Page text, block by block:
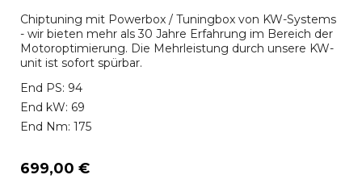
Chiptuning mit Powerbox / Tuningbox von KW-Systems
- wir bieten mehr als 30 Jahre Erfahrung im Bereich der
Motoroptimierung. Die Mehrleistung durch unsere KW-
unit ist sofort spürbar.
End PS: 94
End kW: 69
End Nm: 175
699,00 €